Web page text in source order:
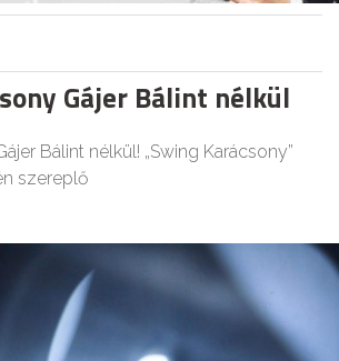
Gájer Bálint nélkül
Bálint nélkül! „Swing Karácsony”
szereplő